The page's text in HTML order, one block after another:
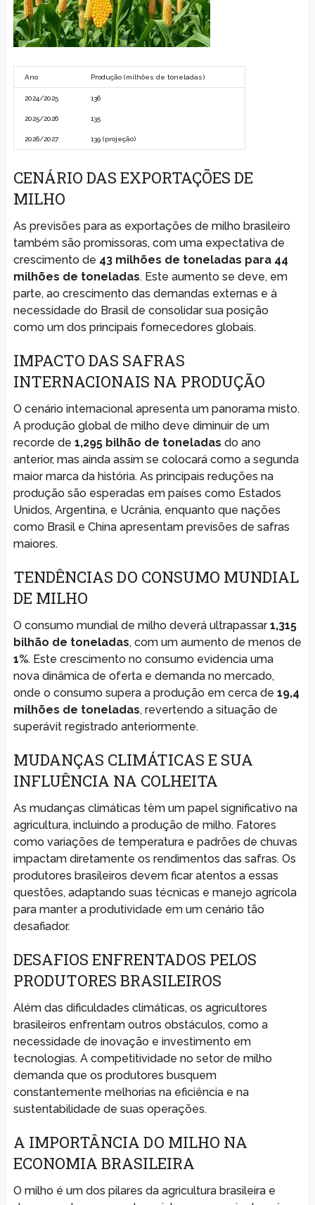
Ano Produção (milhões de toneladas)
2024/2025 136
2025/2026 135
2026/2027 139 (projeção)
CENÁRIO DAS EXPORTAÇÕES DE
MILHO
As previsões para as exportações de milho brasileiro
também são promissoras, com uma expectativa de
crescimento de 43 milhões de toneladas para 44
milhões de toneladas. Este aumento se deve, em
parte, ao crescimento das demandas externas e à
necessidade do Brasil de consolidar sua posição
como um dos principais fornecedores globais.
IMPACTO DAS SAFRAS
INTERNACIONAIS NA PRODUÇÃO
O cenário internacional apresenta um panorama misto.
A produção global de milho deve diminuir de um
recorde de 1,295 bilhão de toneladas do ano
anterior, mas ainda assim se colocará como a segunda
maior marca da história. As principais reduções na
produção são esperadas em países como Estados
Unidos, Argentina, e Ucrânia, enquanto que nações
como Brasil e China apresentam previsões de safras
maiores.
TENDÊNCIAS DO CONSUMO MUNDIAL
DE MILHO
O consumo mundial de milho deverá ultrapassar1,315
bilhão de toneladas, com um aumento de menos de
1%. Este crescimento no consumo evidencia uma
nova dinâmica de oferta e demanda no mercado,
onde o consumo supera a produção em cerca de 19,4
milhões de toneladas, revertendo a situação de
superávit registrado anteriormente.
MUDANÇAS CLIMÁTICAS E SUA
INFLUÊNCIA NA COLHEITA
As mudanças climáticas têm um papel significativo na
agricultura, incluindo a produção de milho. Fatores
como variações de temperatura e padrões de chuvas
impactam diretamente os rendimentos das safras. Os
produtores brasileiros devem ficar atentos a essas
questões, adaptando suas técnicas e manejo agrícola
para manter a produtividade em um cenário tão
desafiador.
DESAFIOS ENFRENTADOS PELOS
PRODUTORES BRASILEIROS
Além das dificuldades climáticas, os agricultores
brasileiros enfrentam outros obstáculos, como a
necessidade de inovação e investimento em
tecnologias. A competitividade no setor de milho
demanda que os produtores busquem
constantemente melhorias na eficiência e na
sustentabilidade de suas operações.
A IMPORTÂNCIA DO MILHO NA
ECONOMIA BRASILEIRA
O milho é um dos pilares da agricultura brasileira e